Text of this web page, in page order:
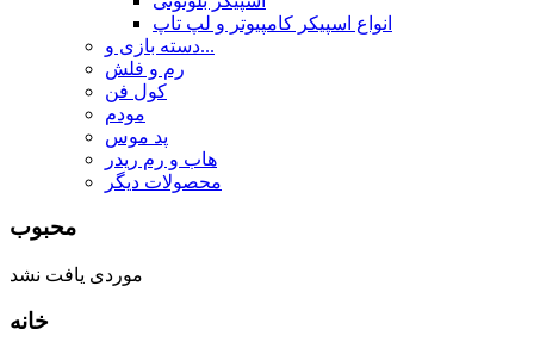
انواع اسپیکر کامپیوتر و لپ تاپ
دسته بازی و...
رم و فلش
کول فن
مودم
پد موس
هاب و رم ریدر
محصولات دیگر
محبوب
موردی یافت نشد
خانه